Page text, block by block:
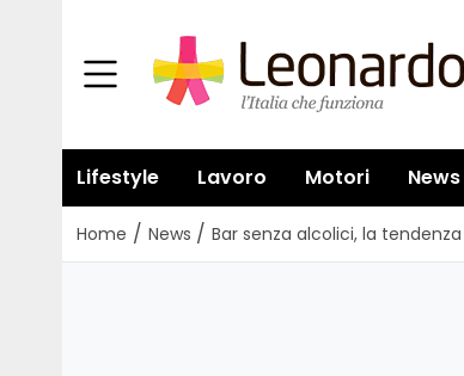
Lifestyle Lavoro Motori News
Home / News / Bar senza alcolici, la